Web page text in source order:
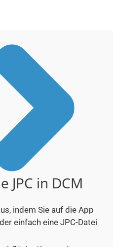
JPC in DCM
indem Sie auf die App
einfach eine JPC-Datei